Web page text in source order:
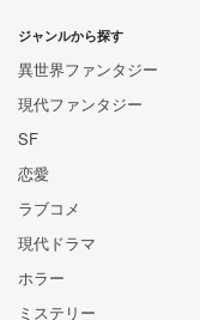
ジャンルから探す
異世界ファンタジー
現代ファンタジー
SF
恋愛
ラブコメ
現代ドラマ
ホラー
ミステリー